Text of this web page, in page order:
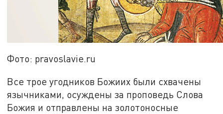
Фото: pravoslavie.ru
Все трое угодников Божиих были схвачены
язычниками, осуждены за проповедь Слова
Божия и отправлены на золотоносные